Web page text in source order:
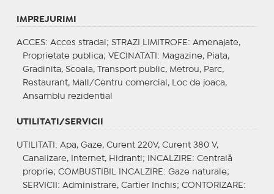
IMPREJURIMI
ACCES: Acces stradal; STRAZI LIMITROFE : Amenajate,
Proprietate publica; VECINATATI : Magazine, Piata,
Gradinita, Scoala, Transport public, Metrou, Parc,
Restaurant, Mall/Centru comercial, Loc de joaca,
Ansamblu rezidential
UTILITATI/SERVICII
UTILITATI : Apa, Gaze, Curent 220V, Curent 380 V,
Canalizare, Internet, Hidranti;
INCALZIRE : Centrală
proprie; COMBUSTIBIL INCALZIRE : Gaze naturale;
SERVICII : Administrare, Cartier Inchis; CONTORIZARE :